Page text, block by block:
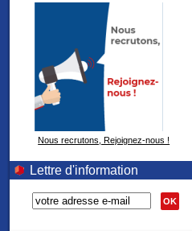
Nous recrutons, Rejoignez-nous !
Lettre d'information
OK